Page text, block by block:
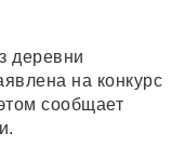
деревни
на конкурс
сообщает